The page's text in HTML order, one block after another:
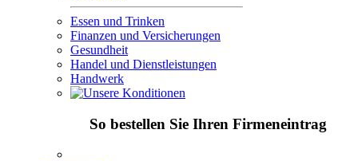
Essen und Trinken
Finanzen und Versicherungen
Gesundheit
Handel und Dienstleistungen
Handwerk
So bestellen Sie Ihren Firmeneintrag